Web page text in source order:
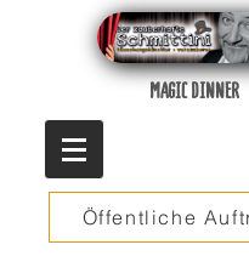
MAGIC DINNER
Öffentliche